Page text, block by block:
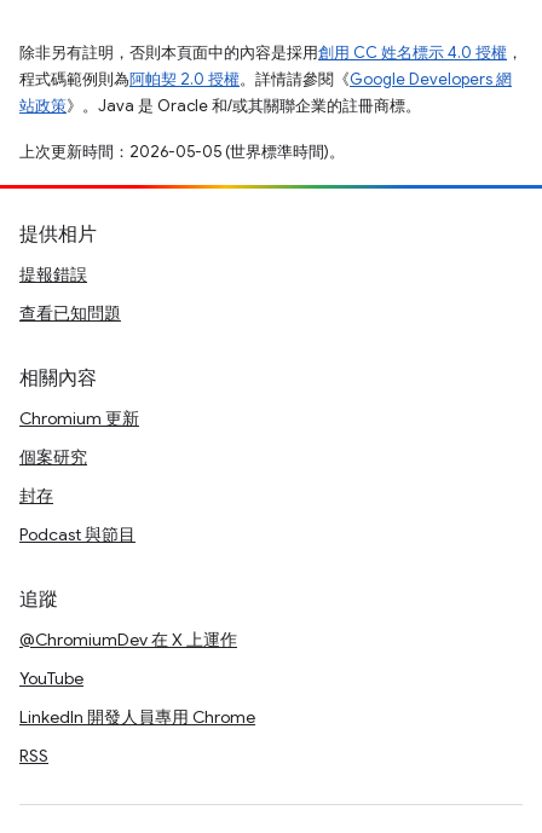
除非另有註明，否則本頁面中的內容是採用創用 CC 姓名標示 4.0 授權 ，
程式碼範例則為阿帕契 2.0 授權。詳情請參閱《Google Developers 網
站政策》。Java 是 Oracle 和/或其關聯企業的註冊商標。
上次更新時間：2026-05-05 (世界標準時間)。
提供相片
提報錯誤
查看已知問題
相關內容
Chromium 更新
個案研究
封存
Podcast 與節目
追蹤
@ChromiumDev 在 X 上運作
YouTube
LinkedIn 開發人員專用 Chrome
RSS